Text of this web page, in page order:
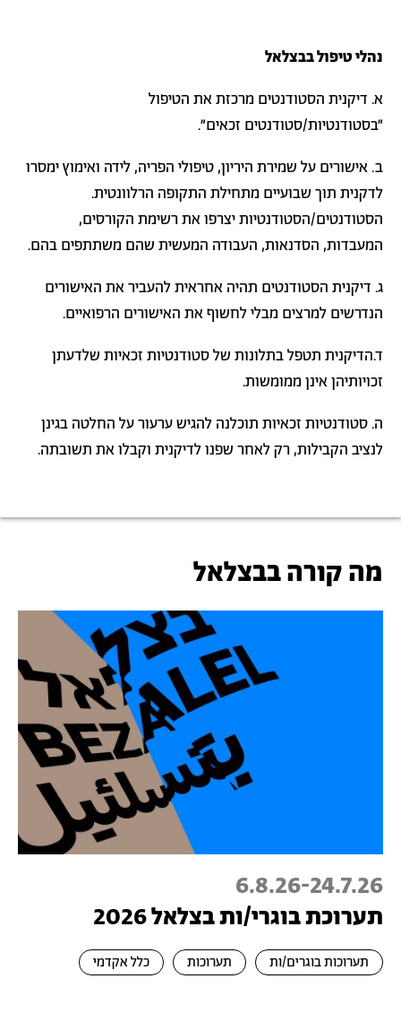
נהלי טיפול בבצלאל
א. דיקנית הסטודנטים מרכזת את הטיפול
"בסטודנטיות/סטודנטים זכאים".
ב. אישורים על שמירת היריון, טיפולי הפריה, לידה ואימוץ ימסרו
לדקנית תוך שבועיים מתחילת התקופה הרלוונטית.
הסטודנטים/הסטודנטיות יצרפו את רשימת הקורסים,
המעבדות, הסדנאות, העבודה המעשית שהם משתתפים בהם.
ג. דיקנית הסטודנטים תהיה אחראית להעביר את האישורים
הנדרשים למרצים מבלי לחשוף את האישורים הרפואיים.
ד.הדיקנית תטפל בתלונות של סטודנטיות זכאיות שלדעתן
זכויותיהן אינן ממומשות.
ה. סטודנטיות זכאיות תוכלנה להגיש ערעור על החלטה בגינן
לנציב הקבילות, רק לאחר שפנו לדיקנית וקבלו את תשובתה.
מה קורה בבצלאל
24.7.26
-
6.8.26
תערוכת בוגרי/ות בצלאל 2026
תערוכות בוגרים/ות תערוכות כלל אקדמי